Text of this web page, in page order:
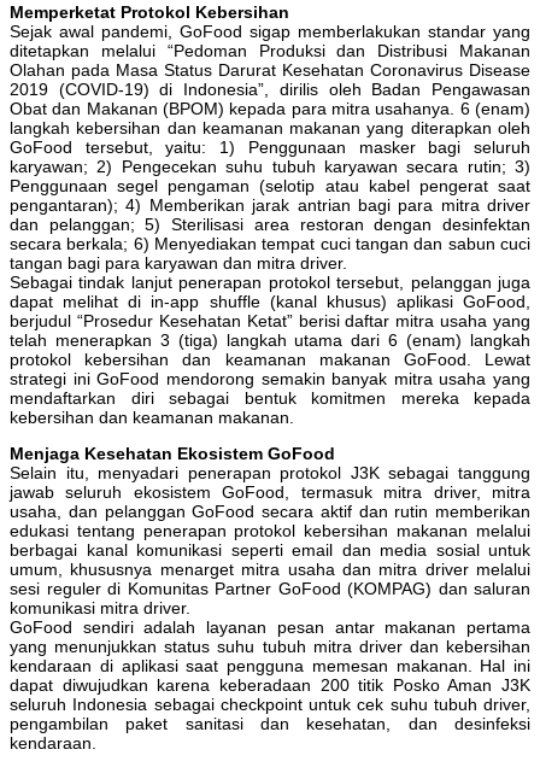
Memperketat Protokol Kebersihan
Sejak awal pandemi, GoFood sigap memberlakukan standar yang
ditetapkan melalui “Pedoman Produksi dan Distribusi Makanan
Olahan pada Masa Status Darurat Kesehatan Coronavirus Disease
2019 (COVID-19) di Indonesia”, dirilis oleh Badan Pengawasan
Obat dan Makanan (BPOM) kepada para mitra usahanya. 6 (enam)
langkah kebersihan dan keamanan makanan yang diterapkan oleh
GoFood tersebut, yaitu: 1) Penggunaan masker bagi seluruh
karyawan; 2) Pengecekan suhu tubuh karyawan secara rutin; 3)
Penggunaan segel pengaman (selotip atau kabel pengerat saat
pengantaran); 4) Memberikan jarak antrian bagi para mitra driver
dan pelanggan; 5) Sterilisasi area restoran dengan desinfektan
secara berkala; 6) Menyediakan tempat cuci tangan dan sabun cuci
tangan bagi para karyawan dan mitra driver.
Sebagai tindak lanjut penerapan protokol tersebut, pelanggan juga
dapat melihat di in-app shuffle (kanal khusus) aplikasi GoFood,
berjudul “Prosedur Kesehatan Ketat” berisi daftar mitra usaha yang
telah menerapkan 3 (tiga) langkah utama dari 6 (enam) langkah
protokol kebersihan dan keamanan makanan GoFood. Lewat
strategi ini GoFood mendorong semakin banyak mitra usaha yang
mendaftarkan diri sebagai bentuk komitmen mereka kepada
kebersihan dan keamanan makanan.
Menjaga Kesehatan Ekosistem GoFood
Selain itu, menyadari penerapan protokol J3K sebagai tanggung
jawab seluruh ekosistem GoFood, termasuk mitra driver, mitra
usaha, dan pelanggan GoFood secara aktif dan rutin memberikan
edukasi tentang penerapan protokol kebersihan makanan melalui
berbagai kanal komunikasi seperti email dan media sosial untuk
umum, khususnya menarget mitra usaha dan mitra driver melalui
sesi reguler di Komunitas Partner GoFood (KOMPAG) dan saluran
komunikasi mitra driver.
GoFood sendiri adalah layanan pesan antar makanan pertama
yang menunjukkan status suhu tubuh mitra driver dan kebersihan
kendaraan di aplikasi saat pengguna memesan makanan. Hal ini
dapat diwujudkan karena keberadaan 200 titik Posko Aman J3K
seluruh Indonesia sebagai checkpoint untuk cek suhu tubuh driver,
pengambilan paket sanitasi dan kesehatan, dan desinfeksi
kendaraan.